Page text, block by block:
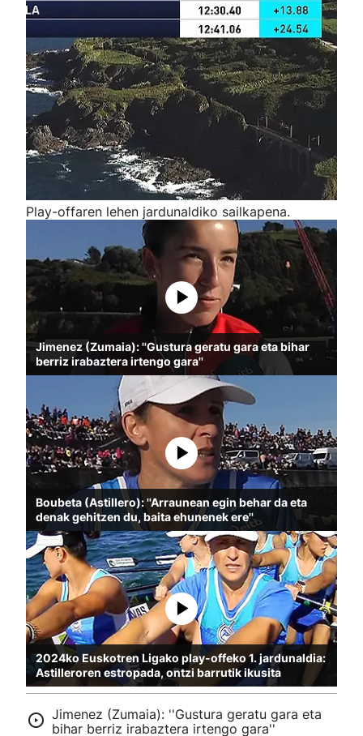
Play-offaren lehen jardunaldiko sailkapena.
Jimenez (Zumaia): ''Gustura geratu gara eta bihar
berriz irabaztera irtengo gara''
Boubeta (Astillero): ''Arraunean egin behar da eta
denak gehitzen du, baita ehunenek ere''
2024ko Euskotren Ligako play-offeko 1. jardunaldia:
Astilleroren estropada, ontzi barrutik ikusita
Jimenez (Zumaia): ''Gustura geratu gara eta
bihar berriz irabaztera irtengo gara''